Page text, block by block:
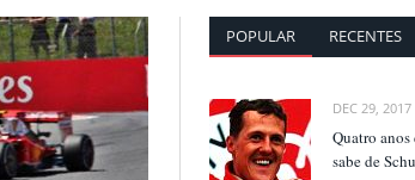
POPULAR RECENTES
DEC 29, 2017
Quatro
sabe de